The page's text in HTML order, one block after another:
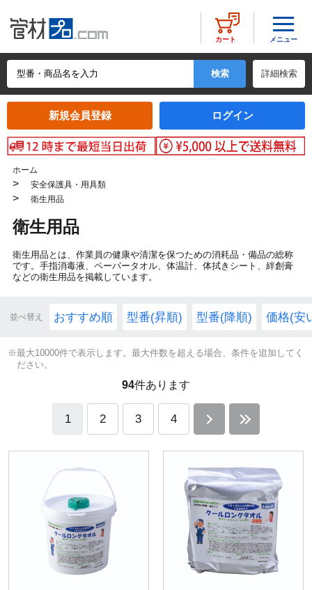
詳細検索
カート
新規会員登録 ログイン
メニュー
ホーム
> 安全保護具・用具類
> 衛生用品
衛生用品
衛生用品とは、作業員の健康や清潔を保つための消耗品・備品の総称
です。手指消毒液、ペーパータオル、体温計、体拭きシート、絆創膏
などの衛生用品を掲載しています。
並べ替え おすすめ順 型番(昇順) 型番(降順) 価格(安
※最大10000件で表示します。最大件数を超える場合、条件を追加してく
ださい。
94件あります
1 2 3 4